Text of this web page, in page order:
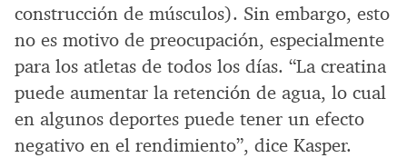
construcción de músculos). Sin embargo, esto
no es motivo de preocupación, especialmente
para los atletas de todos los días. “La creatina
puede aumentar la retención de agua, lo cual
en algunos deportes puede tener un efecto
negativo en el rendimiento”, dice Kasper.